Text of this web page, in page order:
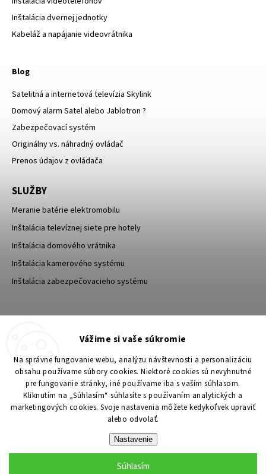
Vážime si vaše súkromie
Na správne fungovanie webu, analýzu návštevnosti a personalizáciu
obsahu používame súbory cookies. Niektoré cookies sú nevyhnutné
pre fungovanie stránky, iné používame iba s vaším súhlasom.
Kliknutím na „Súhlasím“ súhlasíte s používaním analytických a
marketingových cookies. Svoje nastavenia môžete kedykoľvek upraviť
alebo odvolať.
Nastavenie
Súhlasím
Inštalácia dvernej jednotky
Kabeláž a napájanie videovrátnika
Blog
Satelitná a internetová televízia Skylink
Domový alarm Satel alebo Jablotron ?
Zabezpečovací systém
Originálny vs. náhradný ovládač
Prenos údajov z ovládača
SLUŽBY
Meranie batérie elektromobilu
Inštalácia televíznej siete pre hotely
Inštalácia domového vrátnika
Inštalácia kamerového systému
Inštalácia zabezpečovacieho systému